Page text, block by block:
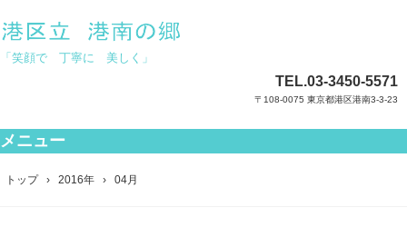
「笑顔で 丁寧に 美しく」
TEL.03-3450-5571
〒108-0075 東京都港区港南3-3-23
メニュー
ントップ › 2016年 › 04月